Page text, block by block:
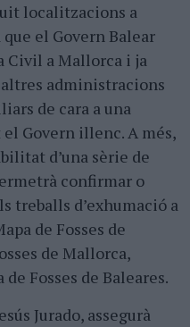
localitzacions a
el Govern Balear
Civil a Mallorca i ja
administracions
de cara a una
Govern illenc. A més,
d’una sèrie de
confirmar o
treballs d’exhumació a
de Fosses de
de Mallorca,
Fosses de Baleares.
Jurado, assegurà